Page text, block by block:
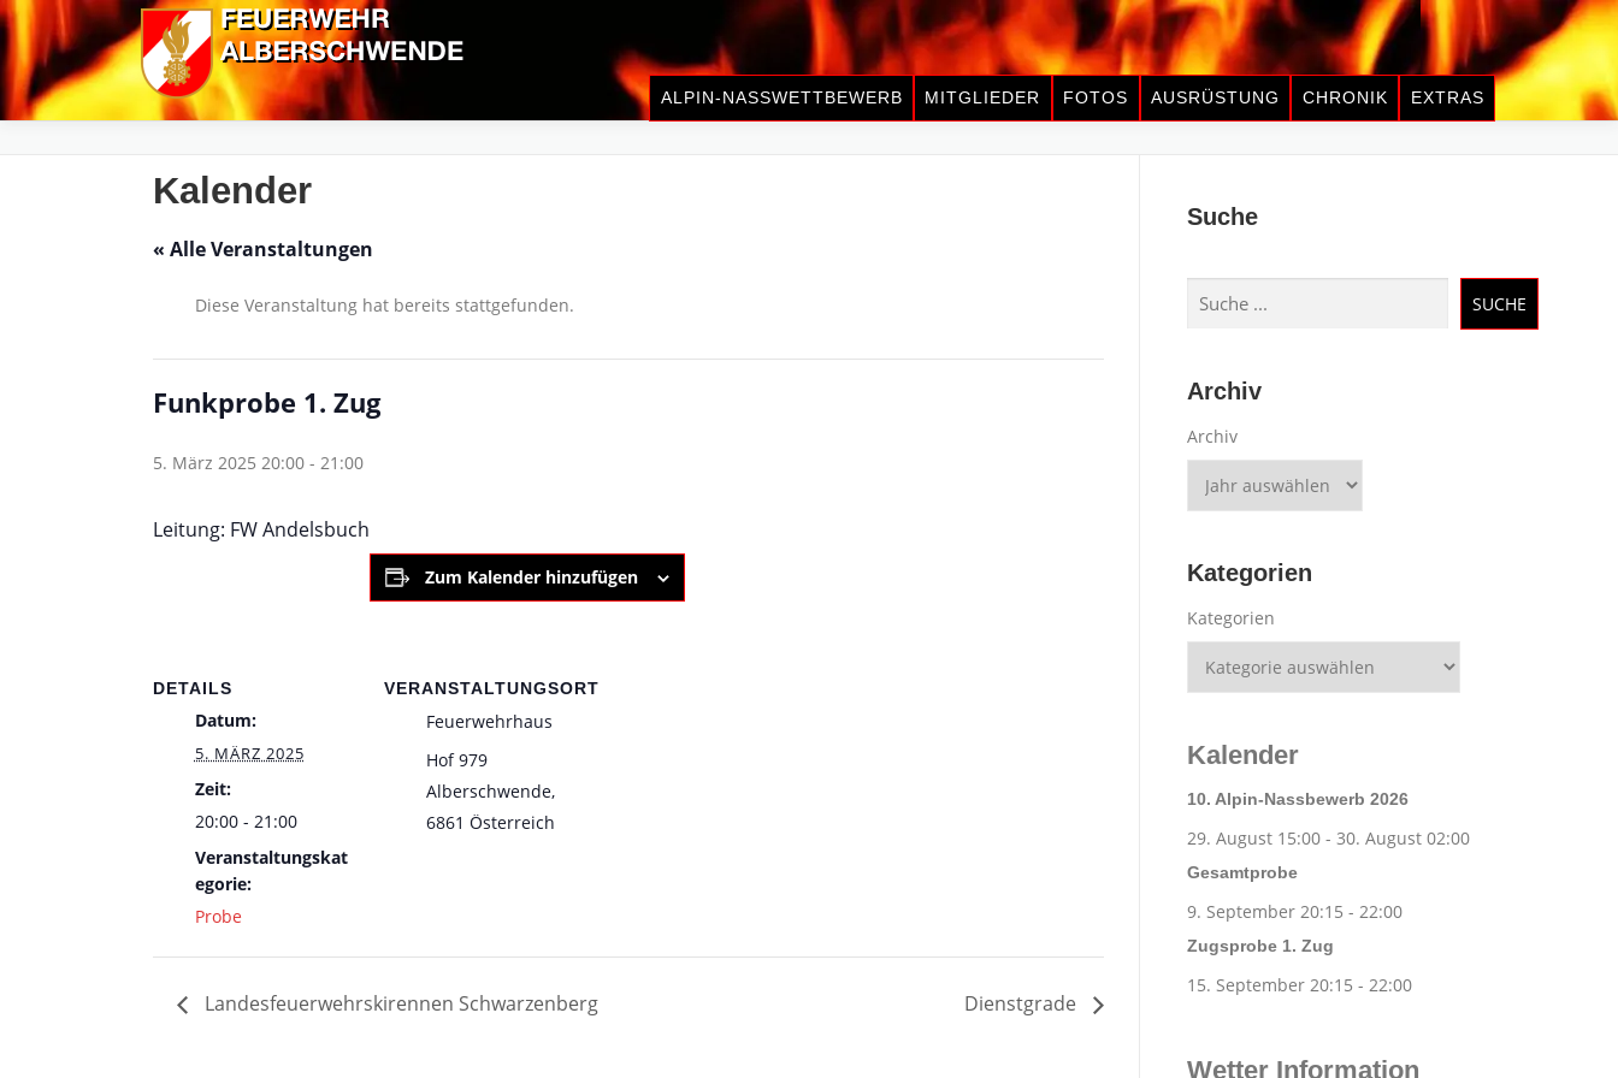
Zum
Inhalt
springen
ALPIN-NASSWETTBEWERB MITGLIEDER FOTOS AUSRÜSTUNG CHRONIK EXTRAS
Kalender
« Alle Veranstaltungen
Diese Veranstaltung hat bereits stattgefunden.
Funkprobe 1. Zug
5. März 2025 20:00- 21:00
Leitung: FW Andelsbuch
Zum Kalender hinzufügen
DETAILS
Datum:
5. MÄRZ 2025
Zeit:
20:00 - 21:00
Veranstaltungskat
egorie:
Probe
VERANSTALTUNGSORT
Feuerwehrhaus
Hof 979
Alberschwende,
6861 Österreich
Landesfeuerwehrskirennen Schwarzenberg Dienstgrade
Suche
Suchen
SUCHE
Archiv
Archiv
Kategorien
Kategorien
Kalender
10. Alpin-Nassbewerb 2026
29. August 15:00 - 30. August 02:00
Gesamtprobe
9. September 20:15 - 22:00
Zugsprobe 1. Zug
15. September 20:15 - 22:00
Wetter Information